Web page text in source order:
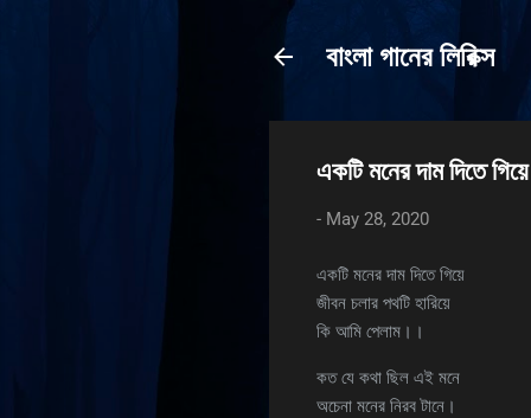
বাংলা গানের লিরিক্স
একটি মনের দাম দিতে গিয়ে
- May 28, 2020
একটি মনের দাম দিতে গিয়ে
জীবন চলার পথটি হারিয়ে
কি আমি পেলাম।।
কত যে কথা ছিল এই মনে
অচেনা মনের নিরব টানে।